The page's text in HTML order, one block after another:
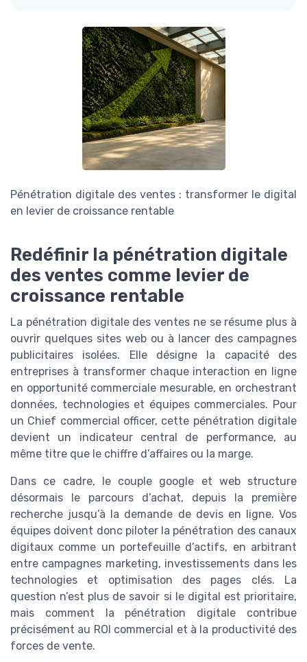
Pénétration digitale des ventes : transformer le digital
en levier de croissance rentable
Redéfinir la pénétration digitale
des ventes comme levier de
croissance rentable
La pénétration digitale des ventes ne se résume plus à
ouvrir quelques sites web ou à lancer des campagnes
publicitaires isolées. Elle désigne la capacité des
entreprises à transformer chaque interaction en ligne
en opportunité commerciale mesurable, en orchestrant
données, technologies et équipes commerciales. Pour
un Chief commercial officer, cette pénétration digitale
devient un indicateur central de performance, au
même titre que le chiffre d’affaires ou la marge.
Dans ce cadre, le couple google et web structure
désormais le parcours d’achat, depuis la première
recherche jusqu’à la demande de devis en ligne. Vos
équipes doivent donc piloter la pénétration des canaux
digitaux comme un portefeuille d’actifs, en arbitrant
entre campagnes marketing, investissements dans les
technologies et optimisation des pages clés. La
question n’est plus de savoir si le digital est prioritaire,
mais comment la pénétration digitale contribue
précisément au ROI commercial et à la productivité des
forces de vente.